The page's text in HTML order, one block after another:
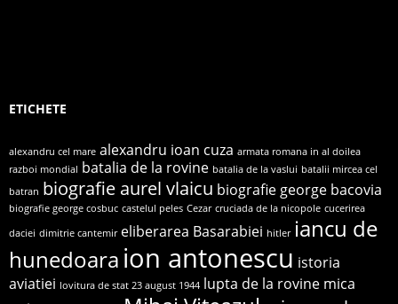
ETICHETE
alexandru cel mare alexandru ioan cuza armata romana in al doilea
razboi mondial batalia de la rovine batalia de la vaslui batalii mircea cel
batran biografie aurel vlaicu biografie george bacovia
biografie george cosbuc castelul peles Cezar cruciada de la nicopole cucerirea
daciei dimitrie cantemir eliberarea Basarabiei hitler iancu de
hunedoara ion antonescu istoria
aviatiei lovitura de stat 23 august 1944 lupta de la rovine mica